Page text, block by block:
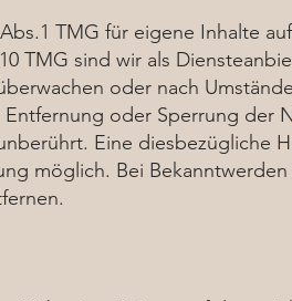
TMG für eigene Inhalte
TMG sind wir als
oder nach
oder Sperrung der
Eine diesbezügliche
möglich. Bei